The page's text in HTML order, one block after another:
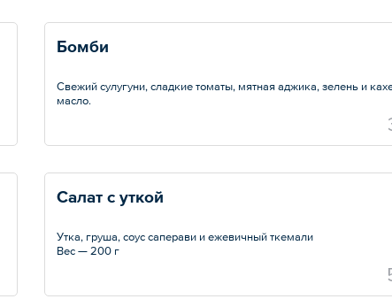
Бомби
Свежий сулугуни, сладкие томаты, мятная аджика, зелень и
масло.
Салат с уткой
Утка, груша, соус саперави и ежевичный ткемали
Вес — 200 г